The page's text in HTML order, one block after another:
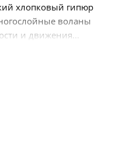
хлопковый гипюр
воланы
и движения...